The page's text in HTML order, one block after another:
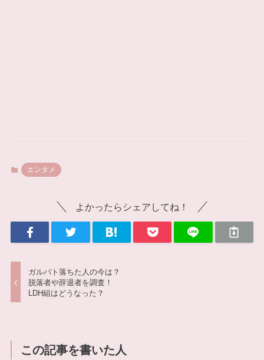
エンタメ
よかったらシェアしてね！
ガルバト落ちた人の今は？
脱落者や辞退者を調査！
LDH組はどうなった？
この記事を書いた人